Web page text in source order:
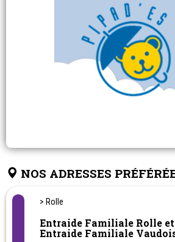
NOS ADRESSES
> Rolle
Entraide Familiale Rolle
Entraide Familiale